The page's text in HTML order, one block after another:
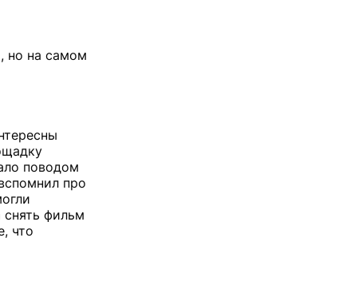
но на самом
поводом
про
снять фильм
что